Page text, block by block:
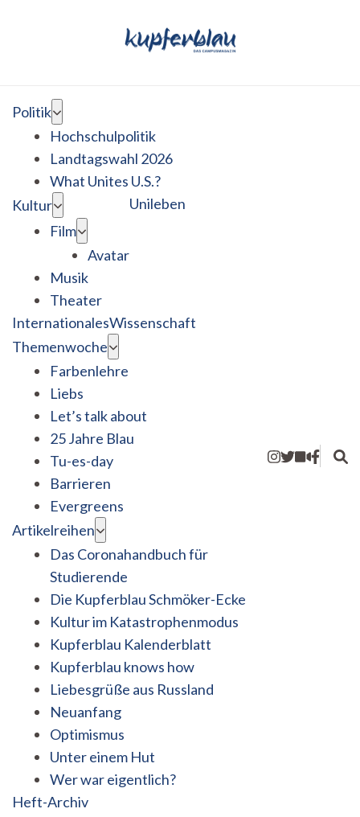
Politik
Hochschulpolitik
Landtagswahl 2026
What Unites U.S.?
Kultur
Film
Avatar
Musik
Theater
Unileben
InternationalesWissenschaft
Themenwoche
Farbenlehre
Liebs
Let’s talk about
25 Jahre Blau
Tu-es-day
Barrieren
Evergreens
Artikelreihen
Das Coronahandbuch für
Studierende
Die Kupferblau Schmöker-Ecke
Kultur im Katastrophenmodus
Kupferblau Kalenderblatt
Kupferblau knows how
Liebesgrüße aus Russland
Neuanfang
Optimismus
Unter einem Hut
Wer war eigentlich?
Heft-Archiv